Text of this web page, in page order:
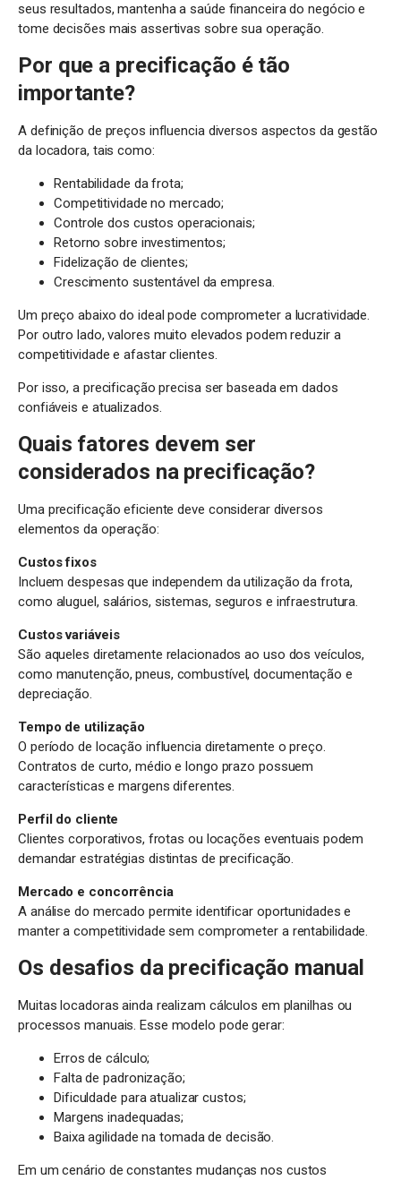
seus resultados, mantenha a saúde financeira do negócio e
tome decisões mais assertivas sobre sua operação.
Por que a precificação é tão
importante?
A definição de preços influencia diversos aspectos da gestão
da locadora, tais como:
Rentabilidade da frota;
Competitividade no mercado;
Controle dos custos operacionais;
Retorno sobre investimentos;
Fidelização de clientes;
Crescimento sustentável da empresa.
Um preço abaixo do ideal pode comprometer a lucratividade.
Por outro lado, valores muito elevados podem reduzir a
competitividade e afastar clientes.
Por isso, a precificação precisa ser baseada em dados
confiáveis e atualizados.
Quais fatores devem ser
considerados na precificação?
Uma precificação eficiente deve considerar diversos
elementos da operação:
Custos fixos
Incluem despesas que independem da utilização da frota,
como aluguel, salários, sistemas, seguros e infraestrutura.
Custos variáveis
São aqueles diretamente relacionados ao uso dos veículos,
como manutenção, pneus, combustível, documentação e
depreciação.
Tempo de utilização
O período de locação influencia diretamente o preço.
Contratos de curto, médio e longo prazo possuem
características e margens diferentes.
Perfil do cliente
Clientes corporativos, frotas ou locações eventuais podem
demandar estratégias distintas de precificação.
Mercado e concorrência
A análise do mercado permite identificar oportunidades e
manter a competitividade sem comprometer a rentabilidade.
Os desafios da precificação manual
Muitas locadoras ainda realizam cálculos em planilhas ou
processos manuais. Esse modelo pode gerar:
Erros de cálculo;
Falta de padronização;
Dificuldade para atualizar custos;
Margens inadequadas;
Baixa agilidade na tomada de decisão.
Em um cenário de constantes mudanças nos custos